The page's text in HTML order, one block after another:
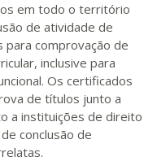
em todo o território
de atividade de
para comprovação de
inclusive para
Os certificados
de títulos junto a
a instituições de direito
conclusão de